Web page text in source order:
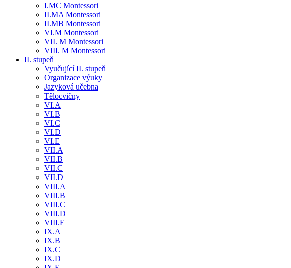
I.MC Montessori
II.MA Montessori
II.MB Montessori
VI.M Montessori
VII. M Montessori
VIII. M Montessori
II. stupeň
Vyučující II. stupeň
Organizace výuky
Jazyková učebna
Tělocvičny
VI.A
VI.B
VI.C
VI.D
VI.E
VII.A
VII.B
VII.C
VII.D
VIII.A
VIII.B
VIII.C
VIII.D
VIII.E
IX.A
IX.B
IX.C
IX.D